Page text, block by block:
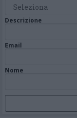
Descrizione
Email
Nome